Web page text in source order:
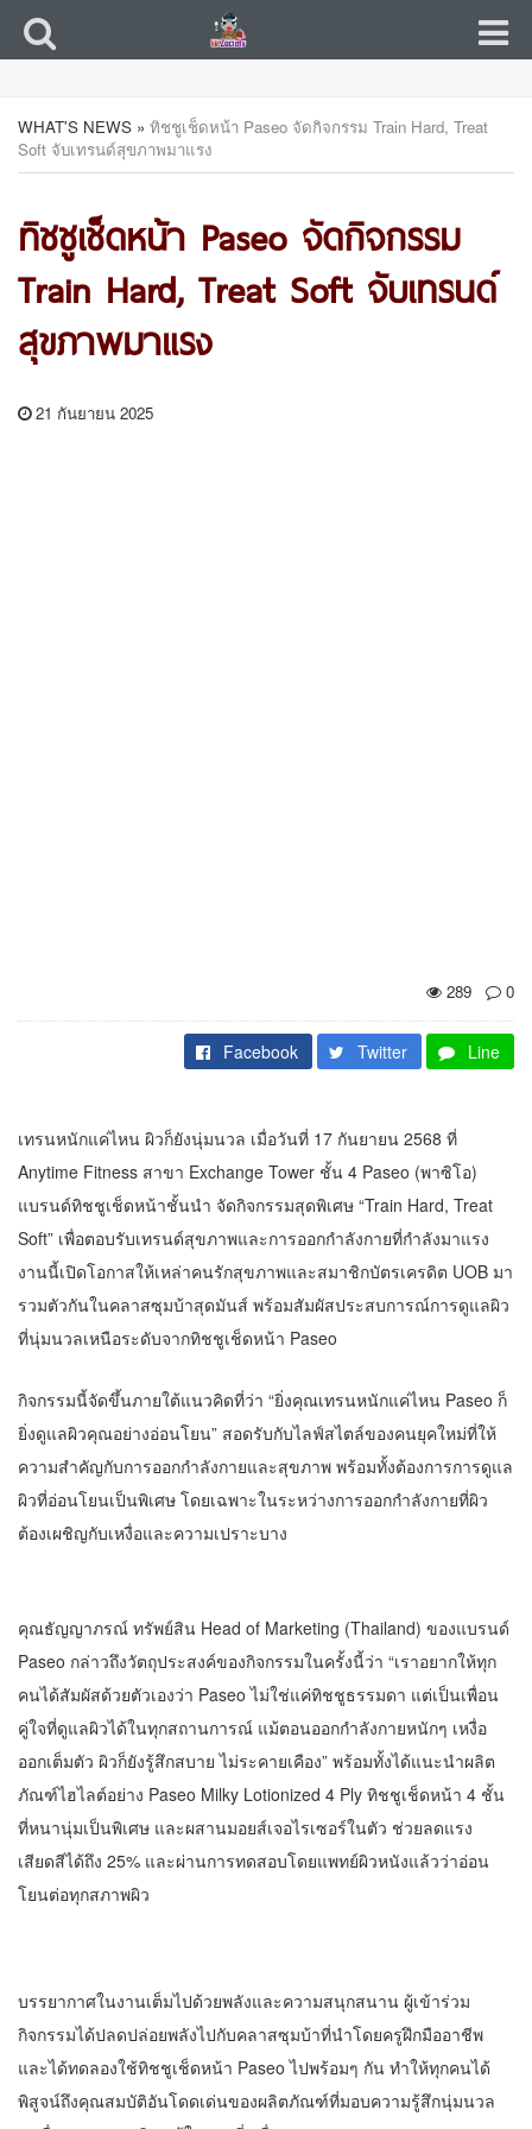
WHAT'S NEWS » ทิชชูเช็ดหน้า Paseo จัดกิจกรรม Train Hard, Treat
Soft จับเทรนด์สุขภาพมาแรง
ทิชชูเช็ดหน้า Paseo จัดกิจกรรม
Train Hard, Treat Soft จับเทรนด์
สุขภาพมาแรง
21 กันยายน 2025
289 0
Facebook Twitter Line
เทรนหนักแค่ไหน ผิวก็ยังนุ่มนวล เมื่อวันที่ 17 กันยายน 2568 ที่
Anytime Fitness สาขา Exchange Tower ชั้น 4 Paseo (พาซิโอ)
แบรนด์ทิชชูเช็ดหน้าชั้นนำ จัดกิจกรรมสุดพิเศษ “Train Hard, Treat
Soft” เพื่อตอบรับเทรนด์สุขภาพและการออกกำลังกายที่กำลังมาแรง
งานนี้เปิดโอกาสให้เหล่าคนรักสุขภาพและสมาชิกบัตรเครดิต UOB มา
รวมตัวกันในคลาสซุมบ้าสุดมันส์ พร้อมสัมผัสประสบการณ์การดูแลผิว
ที่นุ่มนวลเหนือระดับจากทิชชูเช็ดหน้า Paseo
กิจกรรมนี้จัดขึ้นภายใต้แนวคิดที่ว่า “ยิ่งคุณเทรนหนักแค่ไหน Paseo ก็
ยิ่งดูแลผิวคุณอย่างอ่อนโยน” สอดรับกับไลฟ์สไตล์ของคนยุคใหม่ที่ให้
ความสำคัญกับการออกกำลังกายและสุขภาพ พร้อมทั้งต้องการการดูแล
ผิวที่อ่อนโยนเป็นพิเศษ โดยเฉพาะในระหว่างการออกกำลังกายที่ผิว
ต้องเผชิญกับเหงื่อและความเปราะบาง
คุณธัญญาภรณ์ ทรัพย์สิน Head of Marketing (Thailand) ของแบรนด์
Paseo กล่าวถึงวัตถุประสงค์ของกิจกรรมในครั้งนี้ว่า “เราอยากให้ทุก
คนได้สัมผัสด้วยตัวเองว่า Paseo ไม่ใช่แค่ทิชชูธรรมดา แต่เป็นเพื่อน
คู่ใจที่ดูแลผิวได้ในทุกสถานการณ์ แม้ตอนออกกำลังกายหนักๆ เหงื่อ
ออกเต็มตัว ผิวก็ยังรู้สึกสบาย ไม่ระคายเคือง” พร้อมทั้งได้แนะนำผลิต
ภัณฑ์ไฮไลต์อย่าง Paseo Milky Lotionized 4 Ply ทิชชูเช็ดหน้า 4 ชั้น
ที่หนานุ่มเป็นพิเศษ และผสานมอยส์เจอไรเซอร์ในตัว ช่วยลดแรง
เสียดสีได้ถึง 25% และผ่านการทดสอบโดยแพทย์ผิวหนังแล้วว่าอ่อน
โยนต่อทุกสภาพผิว
บรรยากาศในงานเต็มไปด้วยพลังและความสนุกสนาน ผู้เข้าร่วม
กิจกรรมได้ปลดปล่อยพลังไปกับคลาสซุมบ้าที่นำโดยครูฝึกมืออาชีพ
และได้ทดลองใช้ทิชชูเช็ดหน้า Paseo ไปพร้อมๆ กัน ทำให้ทุกคนได้
พิสูจน์ถึงคุณสมบัติอันโดดเด่นของผลิตภัณฑ์ที่มอบความรู้สึกนุ่มนวล